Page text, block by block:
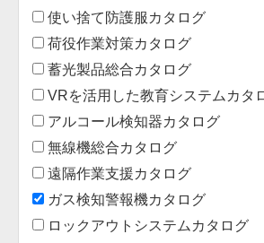
使い捨て防護服カタログ
荷役作業対策カタログ
蓄光製品総合カタログ
VRを活用した教育システムカタ
アルコール検知器カタログ
無線機総合カタログ
遠隔作業支援カタログ
ガス検知警報機カタログ
ロックアウトシステムカタログ